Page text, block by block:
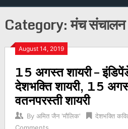
Category:मंच संचालन
August 14, 2019
15 अगस्त शायरी –
देशभक्ति शायरी, 15
वतनपरस्ती शायरी
By अमित जैन 'मौलिक' देशभक्ति
Posts
navigation